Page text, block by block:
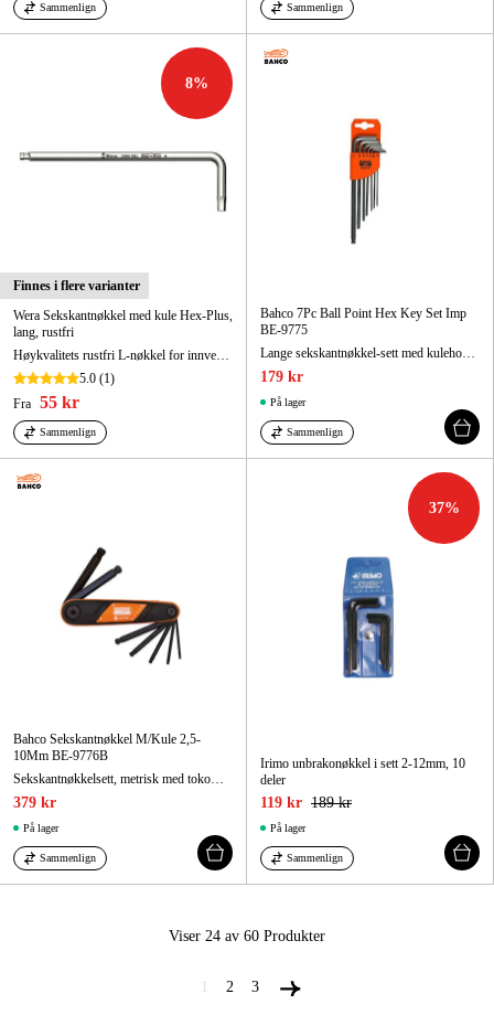
Sammenlign Sammenlign
8%
Finnes i flere varianter
Wera Sekskantnøkkel med kule Hex-Plus,
lang, rustfri
Høykvalitets rustfri L-nøkkel for innvendig sekskant fra Wera
5.0 (1)
Fra 55 kr
Sammenlign
Bahco 7Pc Ball Point Hex Key Set Imp
BE-9775
Lange sekskantnøkkel-sett med kulehode, tommer, i fosfatert utførelse - 7 deler
179 kr
På lager
Sammenlign
Bahco Sekskantnøkkel M/Kule 2,5-
10Mm BE-9776B
379 kr
På lager
Sammenlign
37%
Irimo unbrakonøkkel i sett 2-12mm, 10
deler
119 kr 189 kr
På lager
Sammenlign
Viser 24 av 60 Produkter
2 3